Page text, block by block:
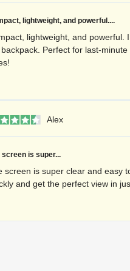
lightweight, and powerful....
lightweight, and powerful.
Perfect for last-
Alex
screen is super...
screen is super clear and easy
and get the perfect view in